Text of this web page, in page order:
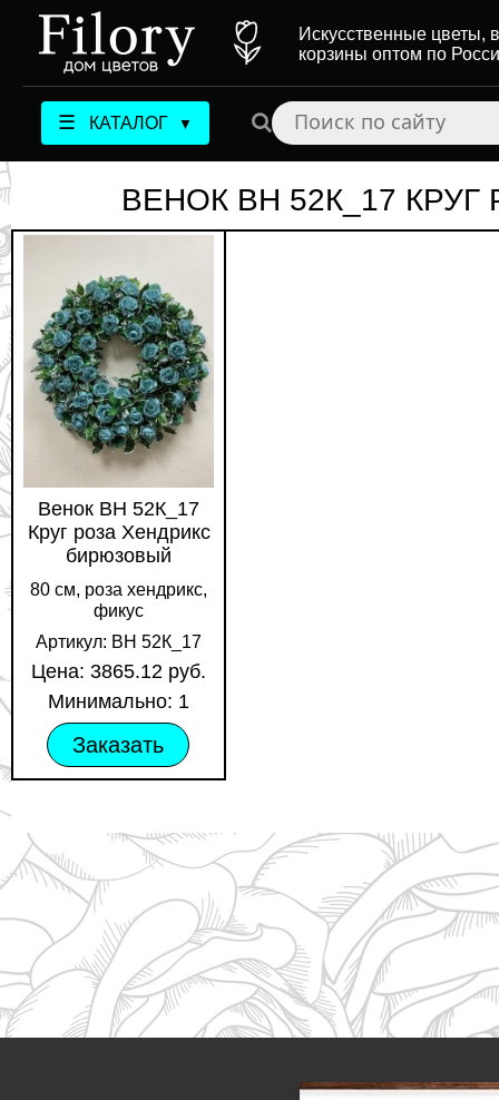
Искусственные цветы,
корзины оптом по
☰ КАТАЛОГ ▼
ВЕНОК ВН 52К_17
Венок ВН 52К_17
Круг роза Хендрикс
бирюзовый
80 см, роза хендрикс,
фикус
Артикул: ВН 52К_17
Цена: 3865.12 руб.
Минимально: 1
Заказать